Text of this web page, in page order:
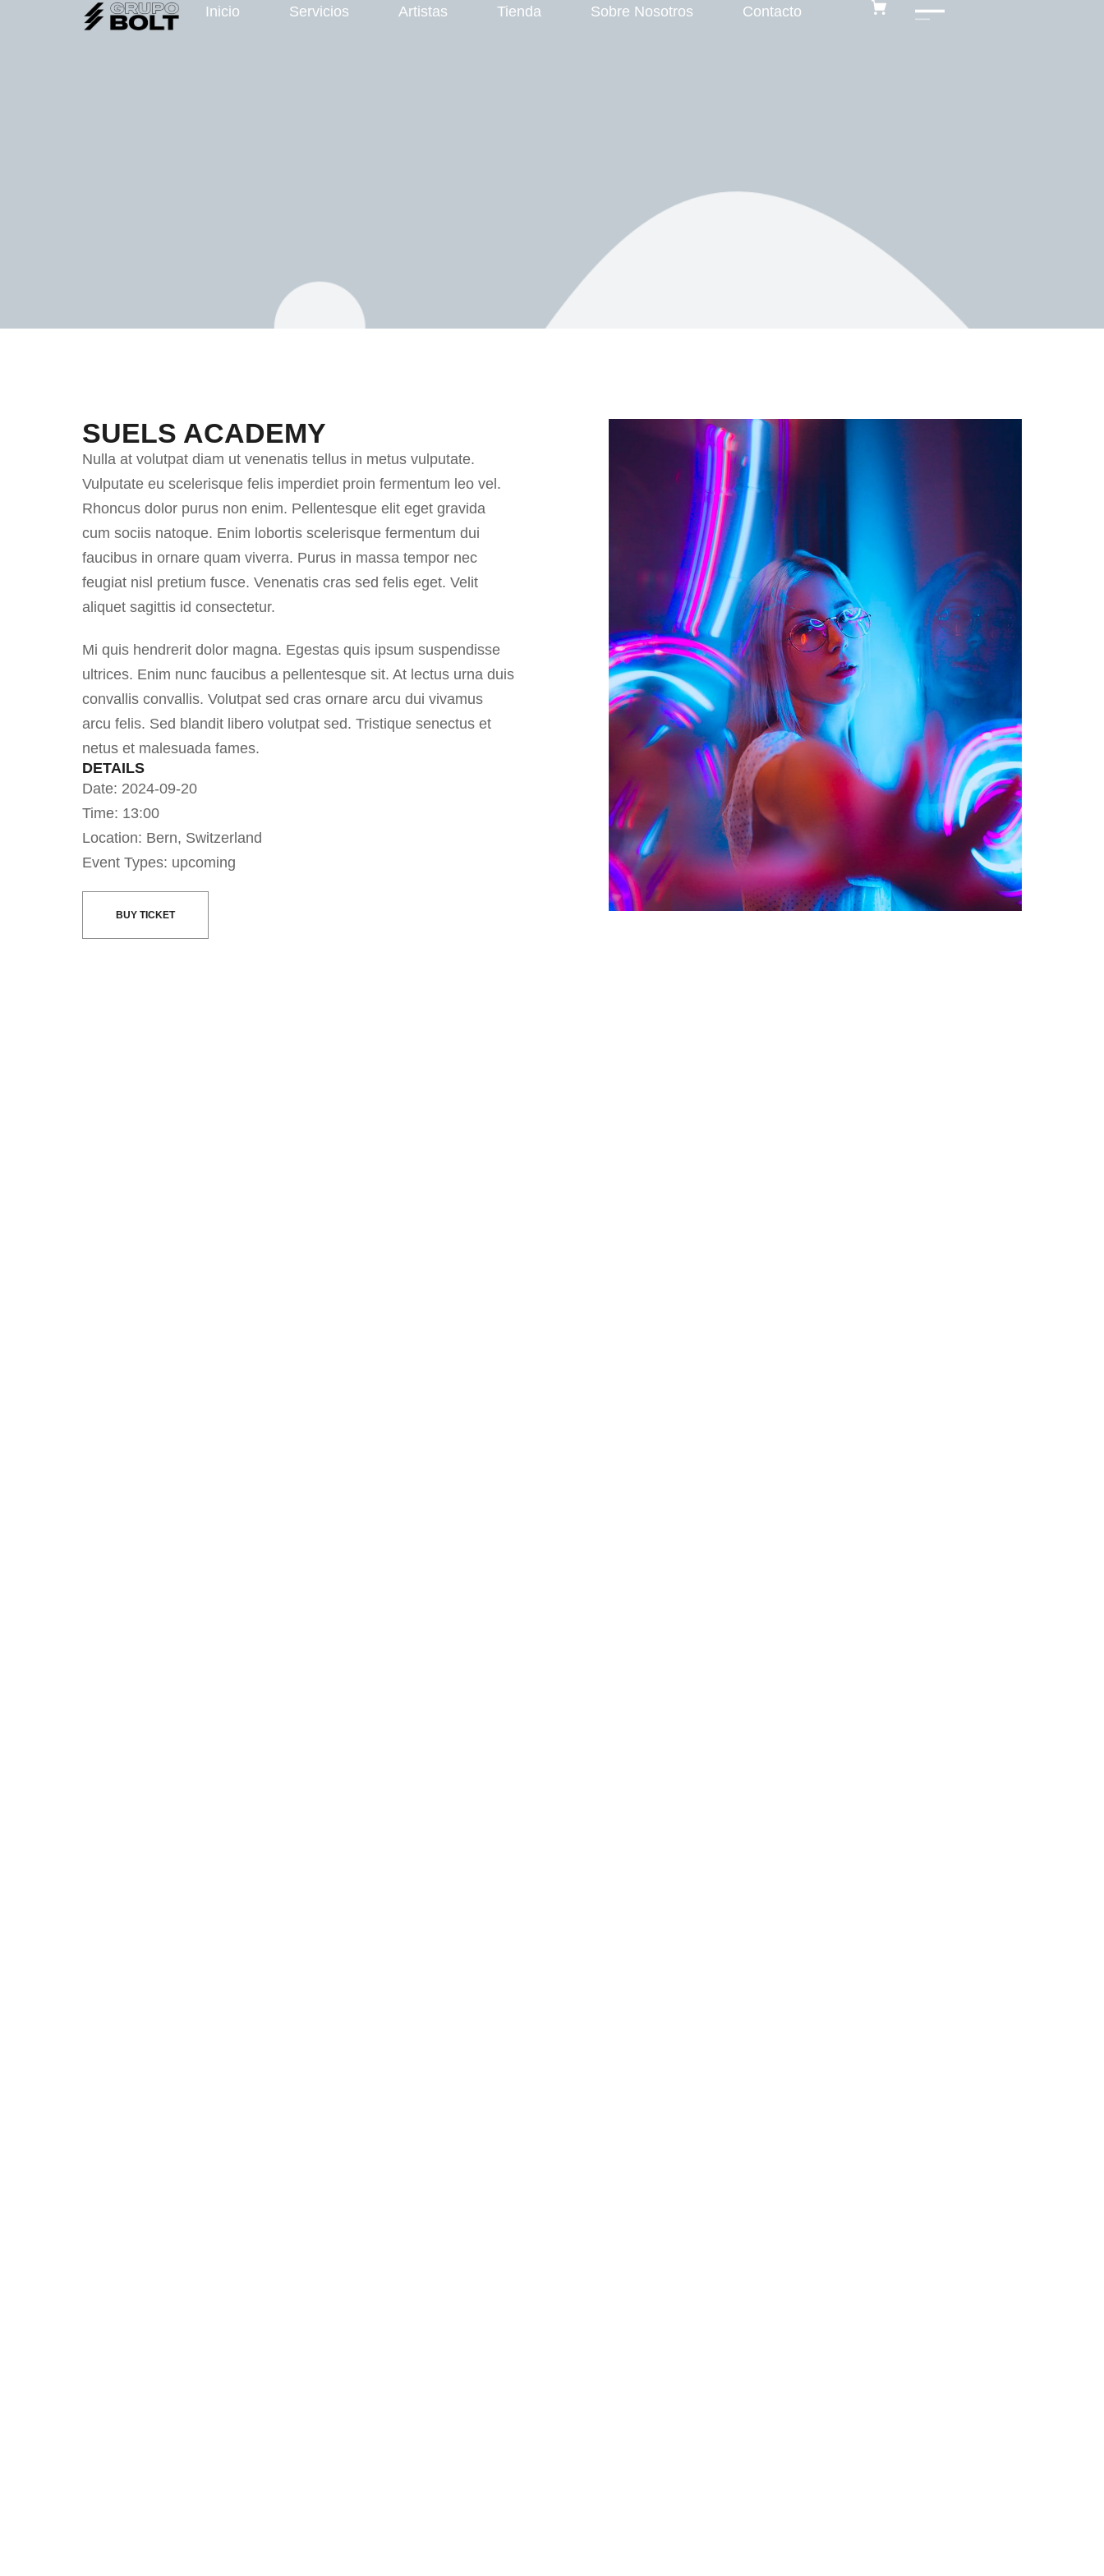
Inicio Servicios Artistas Tienda Sobre Nosotros Contacto
SUELS ACADEMY
Nulla at volutpat diam ut venenatis tellus in metus vulputate.
Vulputate eu scelerisque felis imperdiet proin fermentum leo vel.
Rhoncus dolor purus non enim. Pellentesque elit eget gravida
cum sociis natoque. Enim lobortis scelerisque fermentum dui
faucibus in ornare quam viverra. Purus in massa tempor nec
feugiat nisl pretium fusce. Venenatis cras sed felis eget. Velit
aliquet sagittis id consectetur.
Mi quis hendrerit dolor magna. Egestas quis ipsum suspendisse
ultrices. Enim nunc faucibus a pellentesque sit. At lectus urna duis
convallis convallis. Volutpat sed cras ornare arcu dui vivamus
arcu felis. Sed blandit libero volutpat sed. Tristique senectus et
netus et malesuada fames.
DETAILS
Date: 2024-09-20
Time: 13:00
Location: Bern, Switzerland
Event Types: upcoming
BUY TICKET